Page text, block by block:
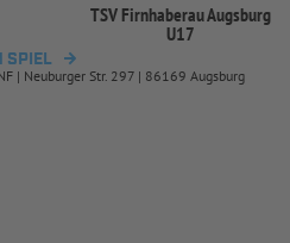
TSV Firnhaberau Augsburg
U17
SPIEL
| Neuburger Str. 297 | 86169 Augsburg